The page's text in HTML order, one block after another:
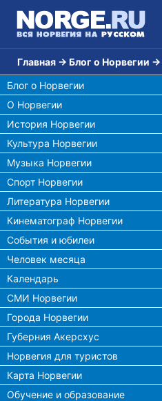
Главная → Блог о Норвегии →
Блог о Норвегии
О Норвегии
История Норвегии
Культура Норвегии
Музыка Норвегии
Спорт Норвегии
Литература Норвегии
Кинематограф Норвегии
События и юбилеи
Человек месяца
Календарь
СМИ Норвегии
Города Норвегии
Губерния Акерсхус
Норвегия для туристов
Карта Норвегии
Обучение и образование